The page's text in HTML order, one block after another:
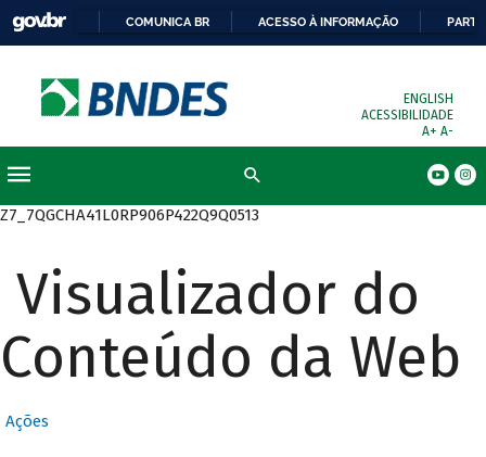
COMUNICA BR ACESSO À INFORMAÇÃO
ENGLISH
ACESSIBILIDADE
A+ A-
Z7_7QGCHA41L0RP906P422Q9Q0513
Visualizador do
Conteúdo da Web
Ações